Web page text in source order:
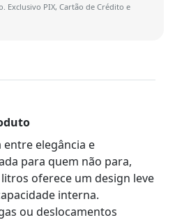
Exclusivo PIX, Cartão de Crédito e
elegância e
para quem não para,
oferece um design leve
interna.
ou deslocamentos